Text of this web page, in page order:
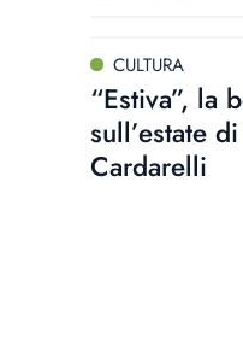
CULTURA
“Estiva”, la
sull’estate
Cardarelli